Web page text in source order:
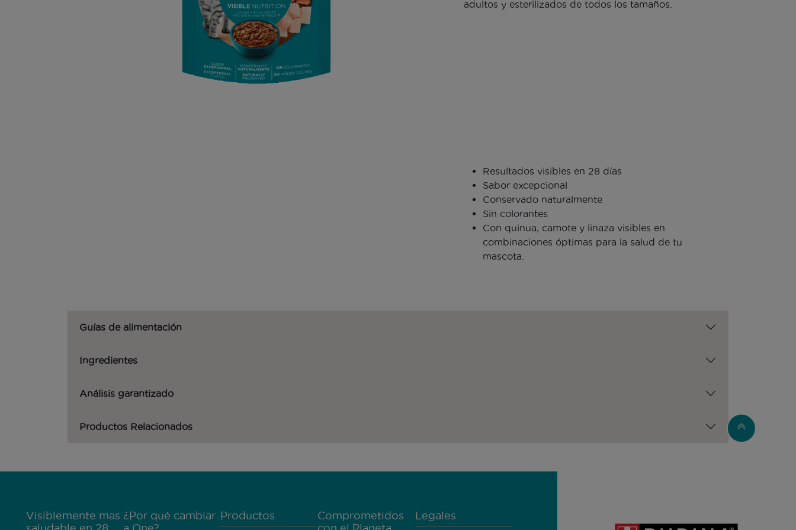
adultos y esterilizados de todos los tamaños.
Resultados visibles en 28 días
Sabor excepcional
Conservado naturalmente
Sin colorantes
Con quinua, camote y linaza visibles en
combinaciones óptimas para la salud de tu
mascota.
Guías de alimentación
Ingredientes
Análisis garantizado
Productos Relacionados
Visiblemente mas ¿Por qué cambiar Productos
Comprometidos
Legales